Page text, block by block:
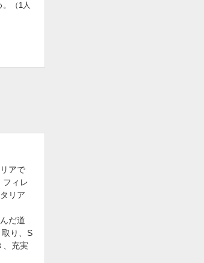
（1人
アで
フィレ
リア
だ道
り、S
、充実